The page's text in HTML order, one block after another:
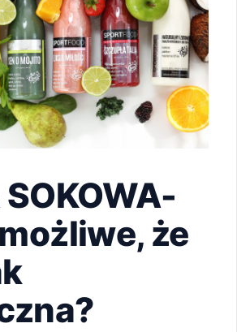
SOKOWA-
że